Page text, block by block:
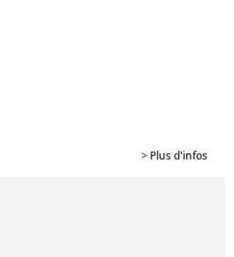
> Plus d'infos